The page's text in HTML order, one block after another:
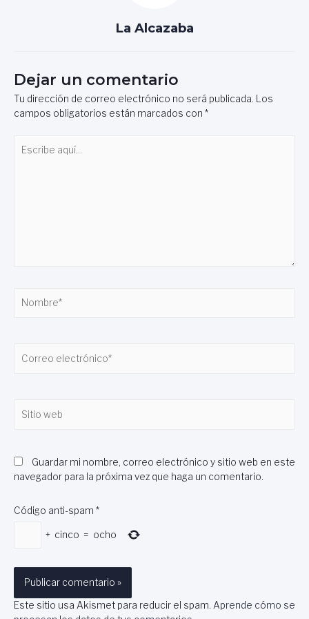
La Alcazaba
Dejar un comentario
Tu dirección de correo electrónico no será publicada. Los
campos obligatorios están marcados con *
aquí...
electrónico*
web
Guardar mi nombre, correo electrónico y sitio web en este
navegador para la próxima vez que haga un comentario.
Código anti-spam *
+ cinco = ocho
Este sitio usa Akismet para reducir el spam. Aprende cómo se